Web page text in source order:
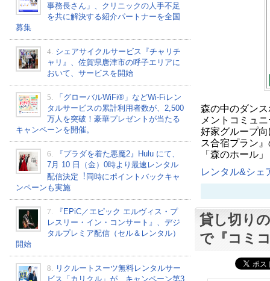
事務長さん」、クリニックの人手不足
を共に解決する紹介パートナーを全国
募集
4. シェアサイクルサービス『チャリチ
ャリ』、佐賀県唐津市の呼子エリアに
おいて、サービスを開始
5.
「グローバルWiFi®」などWi-Fiレン
タルサービスの累計利用者数が、2,500
万人を突破！豪華プレゼントが当たる
キャンペーンを開催。
6.
『プラダを着た悪魔2』Hulu にて、
7⽉ 10 ⽇（金）0時より最速レンタル
配信決定︕同時にポイントバックキャ
ンペーンも実施
7.
『EPiC／エピック エルヴィス・プ
レスリー・イン・コンサート』、デジ
タルプレミア配信（セル＆レンタル）
開始
8.
リクルートスーツ無料レンタルサー
ビス「カリクル」が、キャンペーン第3
森の中のダン
メントコミュ
好家グループ
ス合宿プラン
「森のホール
レンタル&シェ
貸し切り
で『コミ